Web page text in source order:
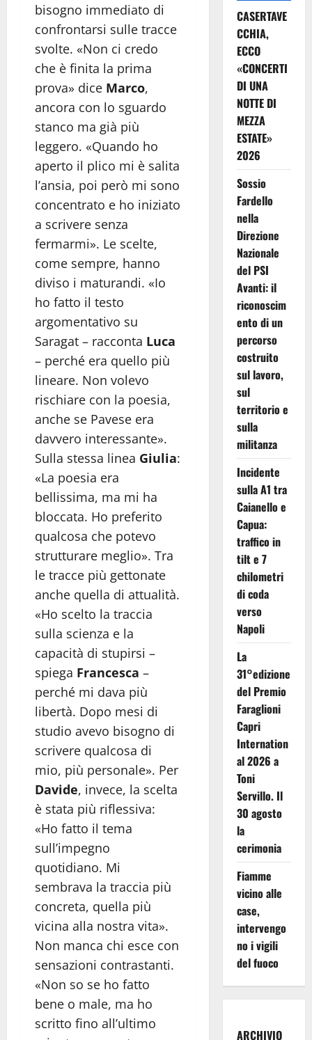
bisogno immediato di
confrontarsi sulle tracce
svolte. «Non ci credo
che è finita la prima
prova» dice Marco,
ancora con lo sguardo
stanco ma già più
leggero. «Quando ho
aperto il plico mi è salita
l’ansia, poi però mi sono
concentrato e ho iniziato
a scrivere senza
fermarmi». Le scelte,
come sempre, hanno
diviso i maturandi. «Io
ho fatto il testo
argomentativo su
Saragat – racconta Luca
– perché era quello più
lineare. Non volevo
rischiare con la poesia,
anche se Pavese era
davvero interessante».
Sulla stessa linea Giulia:
«La poesia era
bellissima, ma mi ha
bloccata. Ho preferito
qualcosa che potevo
strutturare meglio». Tra
le tracce più gettonate
anche quella di attualità.
«Ho scelto la traccia
sulla scienza e la
capacità di stupirsi –
spiega Francesca –
perché mi dava più
libertà. Dopo mesi di
studio avevo bisogno di
scrivere qualcosa di
mio, più personale». Per
Davide, invece, la scelta
è stata più riflessiva:
«Ho fatto il tema
sull’impegno
quotidiano. Mi
sembrava la traccia più
concreta, quella più
vicina alla nostra vita».
Non manca chi esce con
sensazioni contrastanti.
«Non so se ho fatto
bene o male, ma ho
scritto fino all’ultimo
CASERTAVE
CCHIA,
ECCO
«CONCERTI
DI UNA
NOTTE DI
MEZZA
ESTATE»
2026
Sossio
Fardello
nella
Direzione
Nazionale
del PSI
Avanti: il
riconoscim
ento di un
percorso
costruito
sul lavoro,
sul
territorio e
sulla
militanza
Incidente
sulla A1 tra
Caianello e
Capua:
traffico in
tilt e 7
chilometri
di coda
verso
Napoli
La
31°edizione
del Premio
Faraglioni
Capri
Internation
al 2026 a
Toni
Servillo. Il
30 agosto
la
cerimonia
Fiamme
vicino alle
case,
intervengo
no i vigili
del fuoco
ARCHIVIO